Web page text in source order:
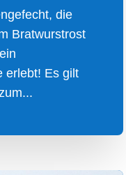
die
Bratwurstrost
erlebt! Es gilt